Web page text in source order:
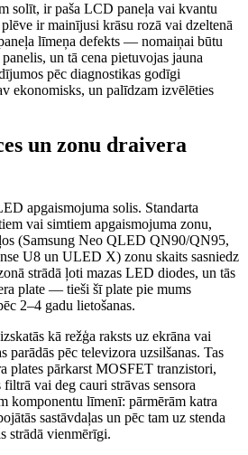
solīt, ir paša LCD paneļa vai kvantu
ir mainījusi krāsu rozā vai dzeltenā
līmeņa defekts — nomaiņai būtu
un tā cena pietuvojas jauna
pēc diagnostikas godīgi
ekonomisks, un palīdzam izvēlēties
un zonu draivera
apgaismojuma solis. Standarta
vai simtiem apgaismojuma zonu,
(Samsung Neo QLED QN90/QN95,
U8 un ULED X) zonu skaits sasniedz
strādā ļoti mazas LED diodes, un tās
plate — tieši šī plate pie mums
2–4 gadu lietošanas.
kā režģa raksts uz ekrāna vai
parādās pēc televizora uzsilšanas. Tas
plates pārkarst MOSFET tranzistori,
vai deg cauri strāvas sensora
komponentu līmenī: pārmērām katra
sastāvdaļas un pēc tam uz stenda
strādā vienmērīgi.